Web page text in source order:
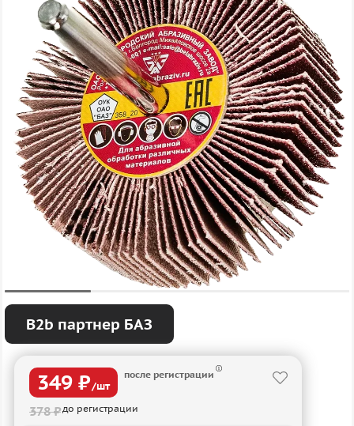
B2b партнер БАЗ
349 ₽/шт
после регистрации
378 ₽до регистрации